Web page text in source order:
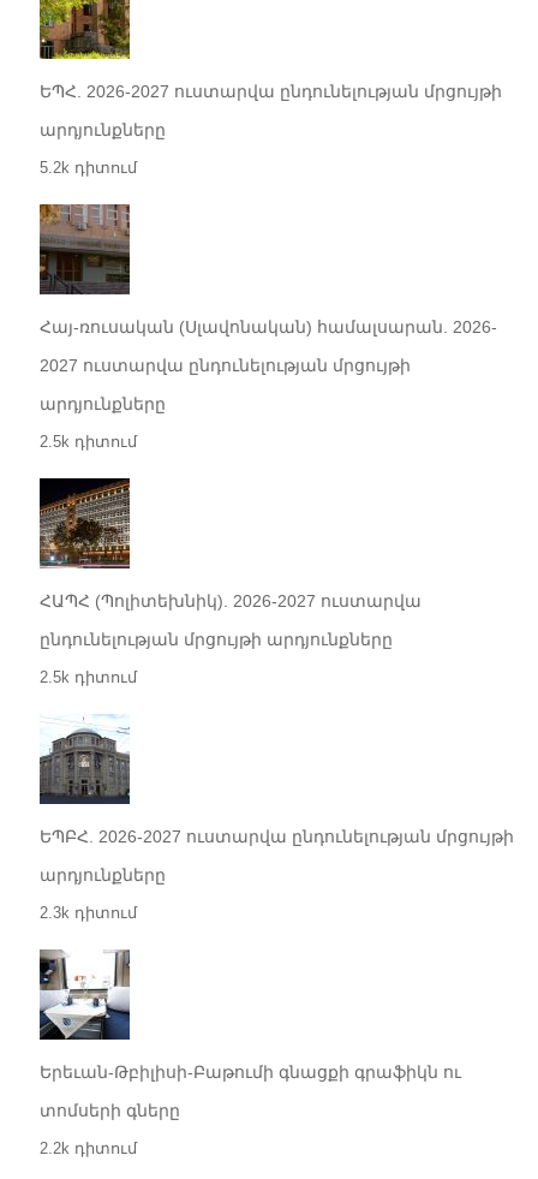
ԵՊՀ. 2026-2027 ուստարվա ընդունելության մրցույթի
արդյունքները
5.2k դիտում
Հայ-ռուսական (Սլավոնական) համալսարան. 2026-
2027 ուստարվա ընդունելության մրցույթի
արդյունքները
2.5k դիտում
ՀԱՊՀ (Պոլիտեխնիկ). 2026-2027 ուստարվա
ընդունելության մրցույթի արդյունքները
2.5k դիտում
ԵՊԲՀ. 2026-2027 ուստարվա ընդունելության մրցույթի
արդյունքները
2.3k դիտում
Երեւան-Թբիլիսի-Բաթումի գնացքի գրաֆիկն ու
տոմսերի գները
2.2k դիտում